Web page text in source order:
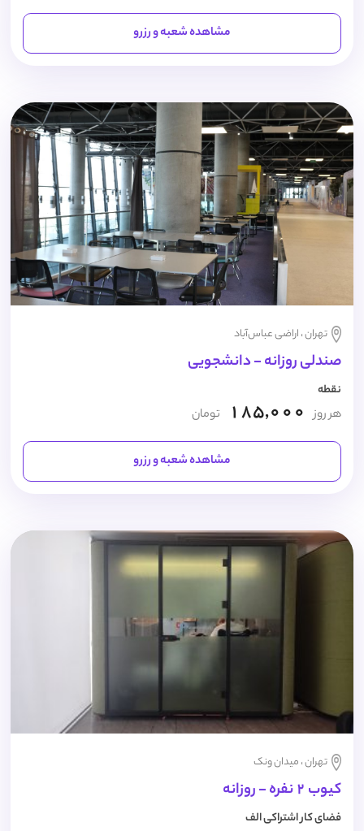
مشاهده شعبه و رزرو
تهران ، اراضی عباس‌آباد
صندلی روزانه - دانشجویی
نقطه
هر روز 185,000 تومان
مشاهده شعبه و رزرو
تهران ، میدان ونک
کیوب 2 نفره - روزانه
فضای کار اشتراکی الف